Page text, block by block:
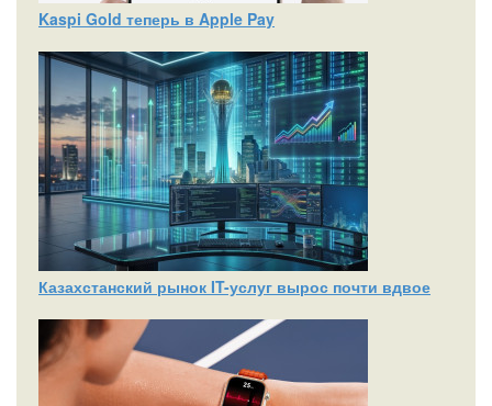
Kaspi Gold теперь в Apple Pay
Казахстанский рынок IT-услуг вырос почти вдвое